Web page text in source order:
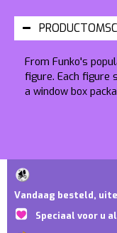
From Funko's
figure. Each figure
a window box
Vandaag besteld,
Speciaal voor u